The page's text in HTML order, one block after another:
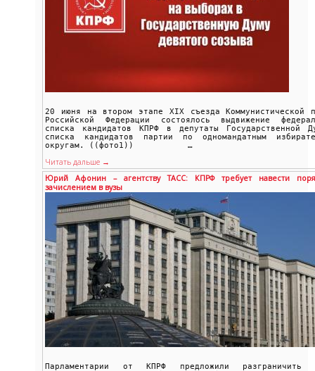
20 июня на втором этапе XIX съезда Коммунистической
Российской Федерации состоялось выдвижение
списка кандидатов КПРФ в депутаты Государственной
списка кандидатов партии по одномандатным
округам. ((фото1)) …
Читать дальше →
Юрий Афонин – агентству ТАСС: КПРФ требует навести
зачислением в вузы
Парламентарии от КПРФ предложили разграничить